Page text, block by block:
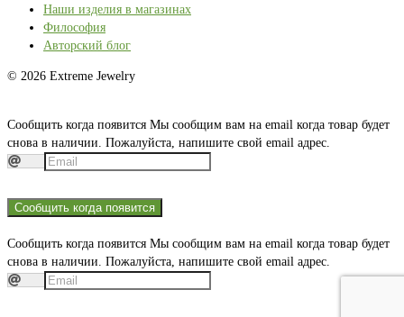
Наши изделия в магазинах
Философия
Авторский блог
© 2026 Extreme Jewelry
Сообщить когда появится Мы сообщим вам на email когда товар будет
снова в наличии. Пожалуйста, напишите свой email адрес.
Сообщить когда появится
Сообщить когда появится Мы сообщим вам на email когда товар будет
снова в наличии. Пожалуйста, напишите свой email адрес.